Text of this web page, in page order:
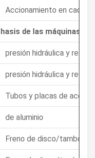
Accionamiento en cadena
de las máquinas
presión hidráulica y
presión hidráulica y
Tubos y placas de acero,
de aluminio
Freno de disco/tambor